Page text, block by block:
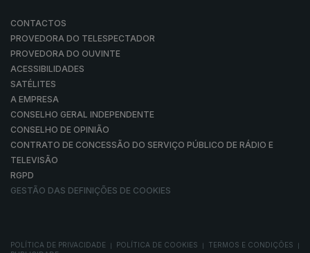
CONTACTOS
PROVEDORA DO TELESPECTADOR
PROVEDORA DO OUVINTE
ACESSIBILIDADES
SATÉLITES
A EMPRESA
CONSELHO GERAL INDEPENDENTE
CONSELHO DE OPINIÃO
CONTRATO DE CONCESSÃO DO SERVIÇO PÚBLICO DE RÁDIO E
TELEVISÃO
RGPD
GESTÃO DAS DEFINIÇÕES DE COOKIES
POLÍTICA DE PRIVACIDADE POLÍTICA DE COOKIES TERMOS E CONDIÇÕES